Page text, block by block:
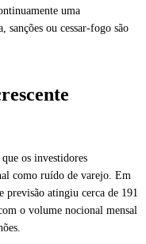
uma
sanções ou cessar-fogo são
os investidores
como ruído de varejo. Em
previsão atingiu cerca de 191
o volume nocional mensal